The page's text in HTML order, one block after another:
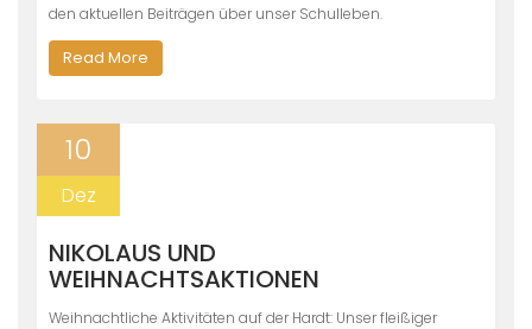
den aktuellen Beiträgen über unser Schulleben.
Read More
10
Dez
NIKOLAUS UND
WEIHNACHTSAKTIONEN
Weihnachtliche Aktivitäten auf der Hardt: Unser fleißiger